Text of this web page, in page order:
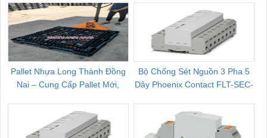
Pallet Nhựa Long Thành Đồng
Nai – Cung Cấp Pallet Mới,
Bộ Chống Sét Nguồn 3 Pha 5
Dây Phoenix Contact FLT-SEC-